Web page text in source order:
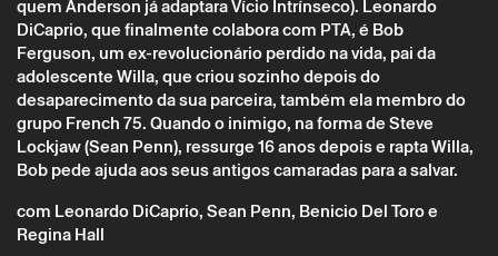
quem Anderson já adaptara Vício Intrínseco). Leonardo
DiCaprio, que finalmente colabora com PTA, é Bob
Ferguson, um ex-revolucionário perdido na vida, pai da
adolescente Willa, que criou sozinho depois do
desaparecimento da sua parceira, também ela membro do
grupo French 75. Quando o inimigo, na forma de Steve
Lockjaw (Sean Penn), ressurge 16 anos depois e rapta Willa,
Bob pede ajuda aos seus antigos camaradas para a salvar.
com Leonardo DiCaprio, Sean Penn, Benicio Del Toro e
Regina Hall
* campos de preenchimento obrigatório.
A reserva só é válida após confirmação da parte do Theatro
Circo enviada por correio eletrónico.
Os seus dados pessoais serão tratados pelo Theatro Circo
* campos de preenchimento obrigatório.